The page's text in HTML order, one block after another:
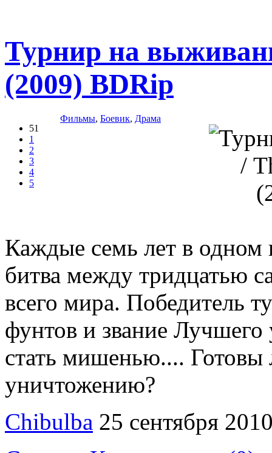
Турнир на
(2009) BDRip
51
1
2
3
4
5
Фильмы, Боевик, Драма
Каждые семь лет в одном
битва между тридцатью
всего мира. Победитель
фунтов и звание
стать мишенью.... Готовы
уничтожению?
Chibulba 25 сентября